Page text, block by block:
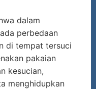
dalam
perbedaan
di tempat tersuci
pakaian
kesucian,
menghidupkan